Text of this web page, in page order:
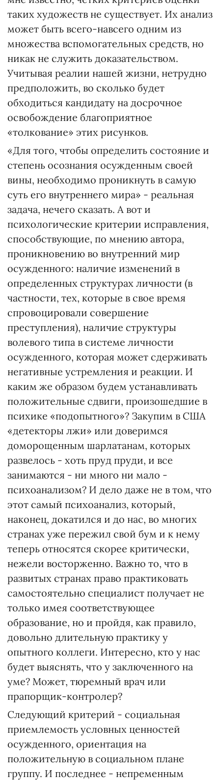
таких художеств не существует. Их анализ
может быть всего-навсего одним из
множества вспомогательных средств, но
никак не служить доказательством.
Учитывая реалии нашей жизни, нетрудно
предположить, во сколько будет
обходиться кандидату на досрочное
освобождение благоприятное
«толкование» этих рисунков.
«Для того, чтобы определить состояние и
степень осознания осужденным своей
вины, необходимо проникнуть в самую
суть его внутреннего мира» - реальная
задача, нечего сказать. А вот и
психологические критерии исправления,
способствующие, по мнению автора,
проникновению во внутренний мир
осужденного: наличие изменений в
определенных структурах личности (в
частности, тех, которые в свое время
спровоцировали совершение
преступления), наличие структуры
волевого типа в системе личности
осужденного, которая может сдерживать
негативные устремления и реакции. И
каким же образом будем устанавливать
положительные сдвиги, произошедшие в
психике «подопытного»? Закупим в США
«детекторы лжи» или доверимся
доморощенным шарлатанам, которых
развелось - хоть пруд пруди, и все
занимаются - ни много ни мало -
психоанализом? И дело даже не в том, что
этот самый психоанализ, который,
наконец, докатился и до нас, во многих
странах уже пережил свой бум и к нему
теперь относятся скорее критически,
нежели восторженно. Важно то, что в
развитых странах право практиковать
самостоятельно специалист получает не
только имея соответствующее
образование, но и пройдя, как правило,
довольно длительную практику у
опытного коллеги. Интересно, кто у нас
будет выяснять, что у заключенного на
уме? Может, тюремный врач или
прапорщик-контролер?
Следующий критерий - социальная
приемлемость условных ценностей
осужденного, ориентация на
положительную в социальном плане
группу. И последнее - непременным